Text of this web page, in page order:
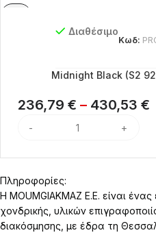
Διαθέσιμο
Κωδ:
Midnight Black (S2
236,79 € – 430,53 €
Πληροφορίες:
Η MOUMGIAKMAZ E.E. είναι
χονδρικής, υλικών
διακόσμησης, με έδρα τη